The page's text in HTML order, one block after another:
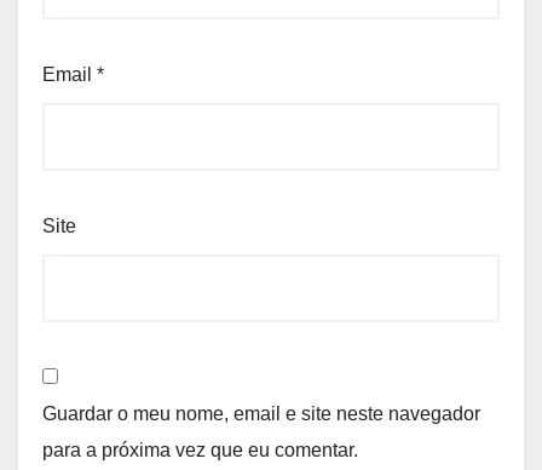
Email *
Site
Guardar o meu nome, email e site neste navegador
para a próxima vez que eu comentar.